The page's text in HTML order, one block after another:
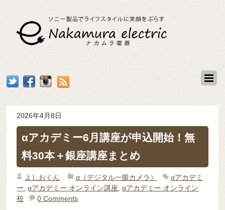
2026年4月8日
αアカデミー6月講座が申込開始！無
料30本＋銀座講座まとめ
よしおくん α（デジタル一眼カメラ）
αアカデミ
ー ,αアカデミー オンライン講座 ,αアカデミー オンライン
校
0 Comments